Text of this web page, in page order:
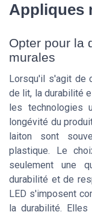
Appliques
Opter pour la
murales
Lorsqu'il s'agit de
de lit, la durabilité
les technologies
longévité du
laiton sont
plastique. Le
seulement une
durabilité et de
LED s'imposent
la durabilité.